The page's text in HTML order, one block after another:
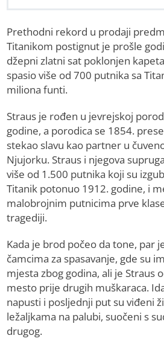
Prethodni rekord u prodaji
Titanikom postignut je prošle
džepni zlatni sat poklonjen
spasio više od 700 putnika sa
miliona funti.
Straus je rođen u jevrejskoj
godine, a porodica se 1854.
stekao slavu kao partner u
Njujorku. Straus i njegova
više od 1.500 putnika koji su
Titanik potonuo 1912. godine, i
malobrojnim putnicima prve
tragediji.
Kada je brod počeo da tone, par
čamcima za spasavanje, gde su
mjesta zbog godina, ali je Straus
mesto prije drugih muškaraca.
napusti i posljednji put su viđeni
ležaljkama na palubi, suočeni s
drugog.